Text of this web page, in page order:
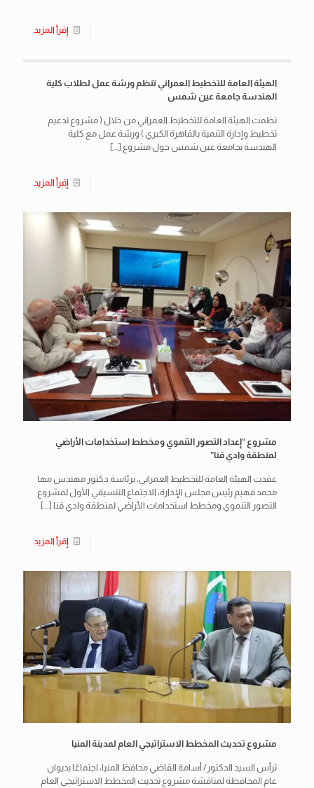
إقرأ المزيد
الهيئة العامة للتخطيط العمراني تنظم ورشة عمل لطلاب كلية
الهندسة جامعة عين شمس
نظمت الهيئة العامة للتخطيط العمراني من خلال ( مشروع تدعيم
تخطيط وإدارة التنمية بالقاهرة الكبري ) ورشة عمل مع كلية
الهندسة بجامعة عين شمس حول مشروع […]
إقرأ المزيد
مشروع “إعداد التصور التنموي ومخطط استخدامات الأراضي
لمنطقة وادي قنا”
عقدت الهيئة العامة للتخطيط العمراني، برئاسة دكتور مهندس مها
محمد فهيم رئيس مجلس الإدارة، الاجتماع التنسيقي الأول لمشروع
التصور التنموي ومخطط استخدامات الأراضي لمنطقة وادي قنا […]
إقرأ المزيد
مشروع تحديث المخطط الاستراتيجي العام لمدينة المنيا
ترأس السيد الدكتور/ أسامة القاضي محافظ المنيا، اجتماعًا بديوان
عام المحافظة لمناقشة مشروع تحديث المخطط الاستراتيجي العام